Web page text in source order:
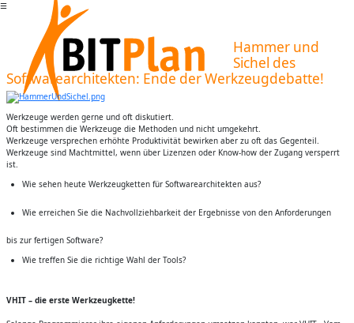
☰
Hammer und
Sichel des
Softwarearchitekten: Ende der Werkzeugdebatte!
Werkzeuge werden gerne und oft diskutiert.
Oft bestimmen die Werkzeuge die Methoden und nicht umgekehrt.
Werkzeuge versprechen erhöhte Produktivität bewirken aber zu oft das Gegenteil.
Werkzeuge sind Machtmittel, wenn über Lizenzen oder Know-how der Zugang versperrt
ist.
Wie sehen heute Werkzeugketten für Softwarearchitekten aus?
Wie erreichen Sie die Nachvollziehbarkeit der Ergebnisse von den Anforderungen
bis zur fertigen Software?
Wie treffen Sie die richtige Wahl der Tools?
VHIT – die erste Werkzeugkette!